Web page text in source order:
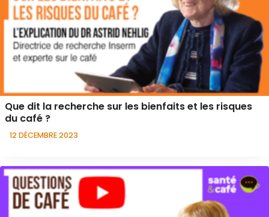
Que dit la recherche sur les bienfaits et les risques
du café ?
12 DÉCEMBRE 2023